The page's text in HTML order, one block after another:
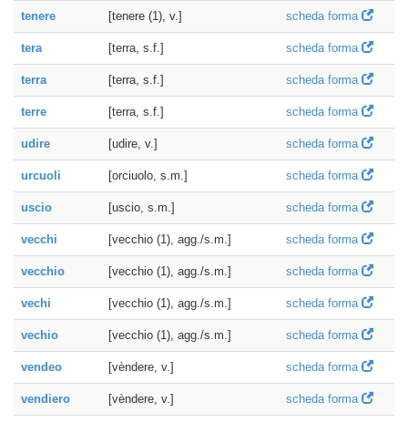
tenere [tenere (1), v.] scheda forma
tera [terra, s.f.] scheda forma
terra [terra, s.f.] scheda forma
terre [terra, s.f.] scheda forma
udire [udire, v.] scheda forma
urcuoli [orciuolo, s.m.] scheda forma
uscio [uscio, s.m.] scheda forma
vecchi [vecchio (1), agg./s.m.] scheda forma
vecchio [vecchio (1), agg./s.m.] scheda forma
vechi [vecchio (1), agg./s.m.] scheda forma
vechio [vecchio (1), agg./s.m.] scheda forma
vendeo [vèndere, v.] scheda forma
vendiero [vèndere, v.] scheda forma